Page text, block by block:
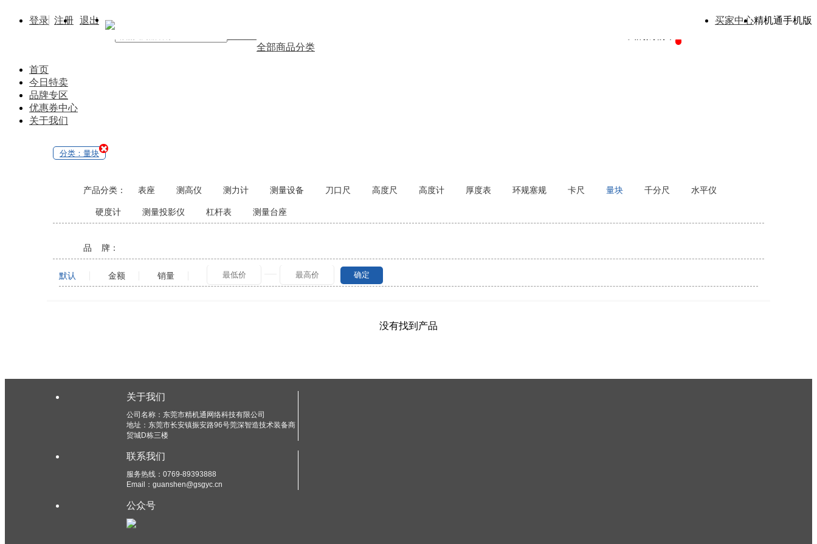
登录 注册 退出 买家中心精机通手机版
全部商品分类
首页
今日特卖
品牌专区
优惠券中心
关于我们
分类：量块
产品分类： 表座 测高仪 测力计 测量设备 刀口尺 高度尺 高度计 厚度表 环规塞规 卡尺 量块 千分尺 水平仪
硬度计 测量投影仪 杠杆表 测量台座
品 牌：
默认 金额 销量 确定
没有找到产品
关于我们
公司名称：东莞市精机通网络科技有限公司
地址：东莞市长安镇振安路96号莞深智造技术装备商
贸城D栋三楼
联系我们
服务热线：0769-89393888
Email：guanshen@gsgyc.cn
公众号